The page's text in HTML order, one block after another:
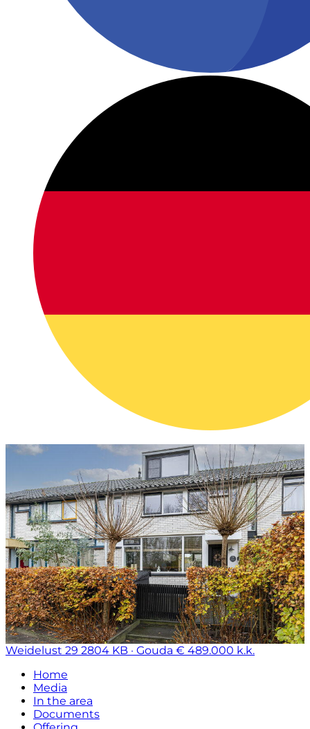
Weidelust 29 2804 KB · Gouda € 489.000 k.k.
Home
Media
In the area
Documents